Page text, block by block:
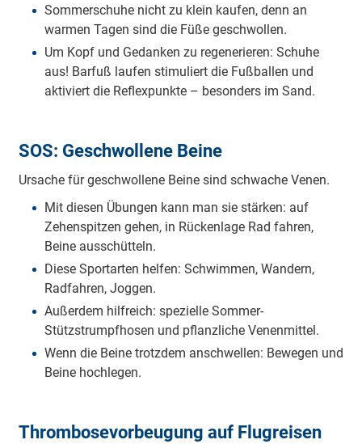
Sommerschuhe nicht zu klein kaufen, denn an
warmen Tagen sind die Füße geschwollen.
Um Kopf und Gedanken zu regenerieren: Schuhe
aus! Barfuß laufen stimuliert die Fußballen und
aktiviert die Reflexpunkte – besonders im Sand.
SOS: Geschwollene Beine
Ursache für geschwollene Beine sind schwache Venen.
Mit diesen Übungen kann man sie stärken: auf
Zehenspitzen gehen, in Rückenlage Rad fahren,
Beine ausschütteln.
Diese Sportarten helfen: Schwimmen, Wandern,
Radfahren, Joggen.
Außerdem hilfreich: spezielle Sommer-
Stützstrumpfhosen und pflanzliche Venenmittel.
Wenn die Beine trotzdem anschwellen: Bewegen und
Beine hochlegen.
Thrombosevorbeugung auf Flugreisen